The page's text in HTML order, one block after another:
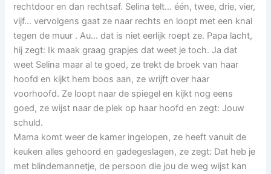
rechtdoor en dan rechtsaf. Selina telt… één, twee, drie, vier,
vijf… vervolgens gaat ze naar rechts en loopt met een knal
tegen de muur . Au… dat is niet eerlijk roept ze. Papa lacht,
hij zegt: Ik maak graag grapjes dat weet je toch. Ja dat
weet Selina maar al te goed, ze trekt de broek van haar
hoofd en kijkt hem boos aan, ze wrijft over haar
voorhoofd. Ze loopt naar de spiegel en kijkt nog eens
goed, ze wijst naar de plek op haar hoofd en zegt: Jouw
schuld.
Mama komt weer de kamer ingelopen, ze heeft vanuit de
keuken alles gehoord en gadegeslagen, ze zegt: Dat heb je
met blindemannetje, de persoon die jou de weg wijst kan